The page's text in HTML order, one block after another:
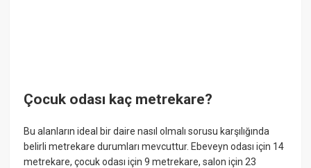
Çocuk odası kaç metrekare?
Bu alanların ideal bir daire nasıl olmalı sorusu karşılığında
belirli metrekare durumları mevcuttur. Ebeveyn odası için 14
metrekare, çocuk odası için 9 metrekare, salon için 23